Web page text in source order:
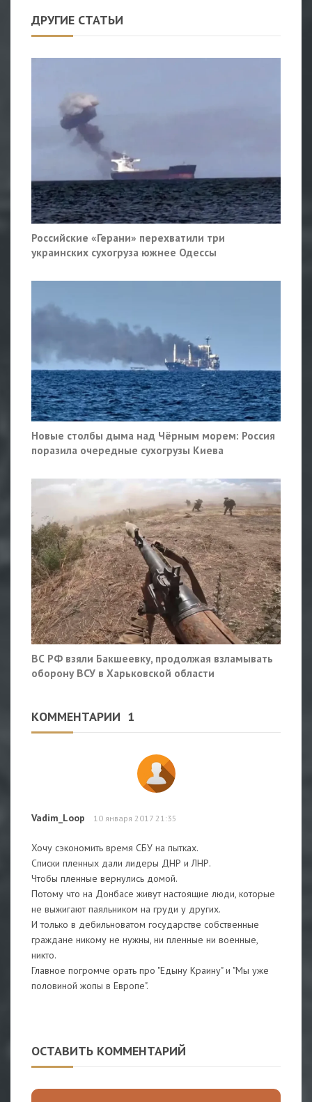
ДРУГИЕ СТАТЬИ
Российские «Герани» перехватили три
украинских сухогруза южнее Одессы
Новые столбы дыма над Чёрным морем: Россия
поразила очередные сухогрузы Киева
ВС РФ взяли Бакшеевку, продолжая взламывать
оборону ВСУ в Харьковской области
КОММЕНТАРИИ 1
Vadim_Loop 10 января 2017 21:35
Хочу сэкономить время СБУ на пытках.
Списки пленных дали лидеры ДНР и ЛНР.
Чтобы пленные вернулись домой.
Потому что на Донбасе живут настоящие люди, которые
не выжигают паяльником на груди у других.
И только в дебильноватом государстве собственные
граждане никому не нужны, ни пленные ни военные,
никто.
Главное погромче орать про "Едыну Краину" и "Мы уже
половиной жопы в Европе".
ОСТАВИТЬ КОММЕНТАРИЙ